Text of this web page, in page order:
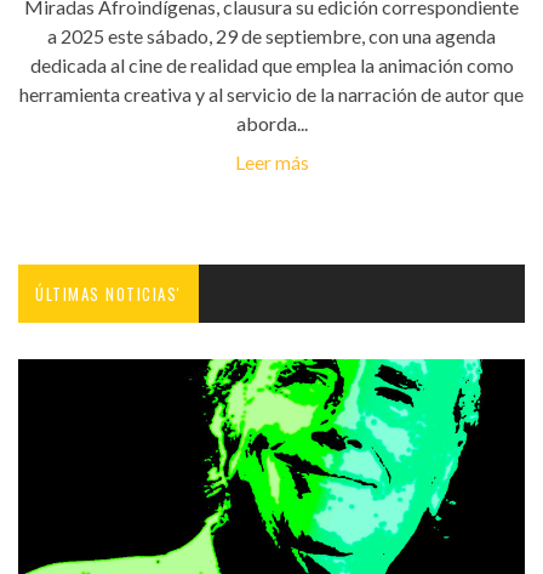
Miradas Afroindígenas, clausura su edición correspondiente
a 2025 este sábado, 29 de septiembre, con una agenda
dedicada al cine de realidad que emplea la animación como
herramienta creativa y al servicio de la narración de autor que
aborda...
Leer más
ÚLTIMAS NOTICIAS'